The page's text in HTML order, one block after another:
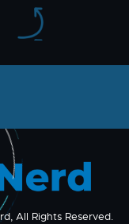
All Rights Reserved.